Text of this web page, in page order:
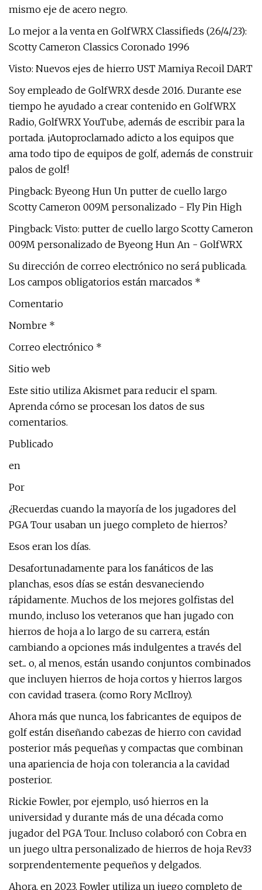
mismo eje de acero negro.
Lo mejor a la venta en GolfWRX Classifieds (26/4/23):
Scotty Cameron Classics Coronado 1996
Visto: Nuevos ejes de hierro UST Mamiya Recoil DART
Soy empleado de GolfWRX desde 2016. Durante ese
tiempo he ayudado a crear contenido en GolfWRX
Radio, GolfWRX YouTube, además de escribir para la
portada. ¡Autoproclamado adicto a los equipos que
ama todo tipo de equipos de golf, además de construir
palos de golf!
Pingback: Byeong Hun Un putter de cuello largo
Scotty Cameron 009M personalizado - Fly Pin High
Pingback: Visto: putter de cuello largo Scotty Cameron
009M personalizado de Byeong Hun An - GolfWRX
Su dirección de correo electrónico no será publicada.
Los campos obligatorios están marcados *
Comentario
Nombre *
Correo electrónico *
Sitio web
Este sitio utiliza Akismet para reducir el spam.
Aprenda cómo se procesan los datos de sus
comentarios.
Publicado
en
Por
¿Recuerdas cuando la mayoría de los jugadores del
PGA Tour usaban un juego completo de hierros?
Esos eran los días.
Desafortunadamente para los fanáticos de las
planchas, esos días se están desvaneciendo
rápidamente. Muchos de los mejores golfistas del
mundo, incluso los veteranos que han jugado con
hierros de hoja a lo largo de su carrera, están
cambiando a opciones más indulgentes a través del
set... o, al menos, están usando conjuntos combinados
que incluyen hierros de hoja cortos y hierros largos
con cavidad trasera. (como Rory McIlroy).
Ahora más que nunca, los fabricantes de equipos de
golf están diseñando cabezas de hierro con cavidad
posterior más pequeñas y compactas que combinan
una apariencia de hoja con tolerancia a la cavidad
posterior.
Rickie Fowler, por ejemplo, usó hierros en la
universidad y durante más de una década como
jugador del PGA Tour. Incluso colaboró ​​con Cobra en
un juego ultra personalizado de hierros de hoja Rev33
sorprendentemente pequeños y delgados.
Ahora, en 2023, Fowler utiliza un juego completo de